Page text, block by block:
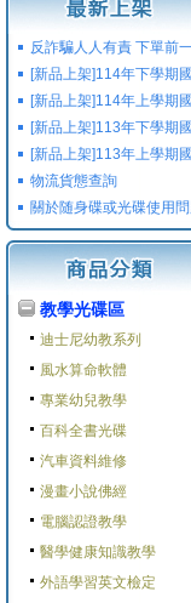
物流貨態查詢
關於随身碟或光碟使用
教學光碟區
迪士尼幼教系列
風水算命軟體
專業幼兒教學
百科全書光碟
汽車資料維修
漫畫小說佛經
電腦認證教學
醫學健康知識教學
外語學習英文檢定